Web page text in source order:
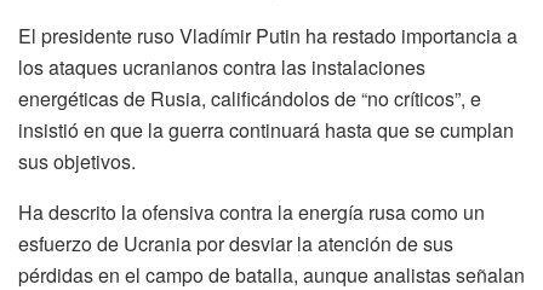
El presidente ruso Vladímir Putin ha restado importancia a
los ataques ucranianos contra las instalaciones
energéticas de Rusia, calificándolos de “no críticos”, e
insistió en que la guerra continuará hasta que se cumplan
sus objetivos.
Ha descrito la ofensiva contra la energía rusa como un
esfuerzo de Ucrania por desviar la atención de sus
pérdidas en el campo de batalla, aunque analistas señalan